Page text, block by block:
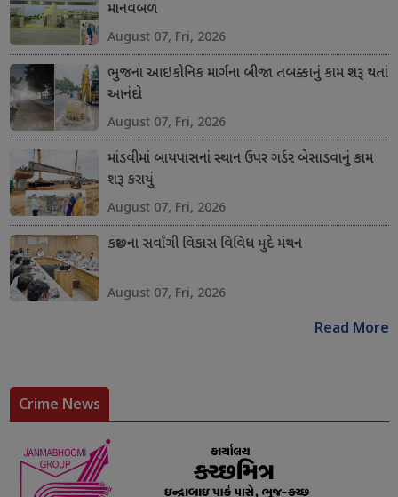
માનવબળ
August 07, Fri, 2026
ભુજના આઇકોનિક માર્ગના બીજા તબક્કાનું કામ શરૂ થતાં
આનંદો
August 07, Fri, 2026
માંડવીમાં બાયપાસનાં સ્થાન ઉપર ગર્ડર બેસાડવાનું કામ
શરૂ કરાયું
August 07, Fri, 2026
કચ્છના સર્વાંગી વિકાસ વિવિધ મુદે મંથન
August 07, Fri, 2026
Read More
Crime News